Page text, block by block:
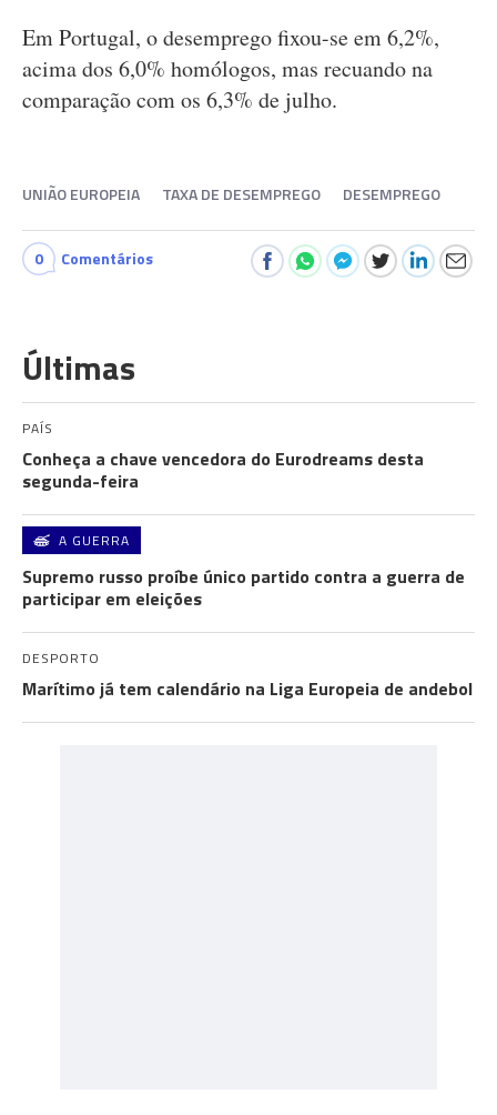
Em Portugal, o desemprego fixou-se em 6,2%,
acima dos 6,0% homólogos, mas recuando na
comparação com os 6,3% de julho.
UNIÃO EUROPEIA TAXA DE DESEMPREGO DESEMPREGO
0 Comentários
Últimas
PAÍS
Conheça a chave vencedora do Eurodreams desta
segunda-feira
A GUERRA
Supremo russo proíbe único partido contra a guerra de
participar em eleições
DESPORTO
Marítimo já tem calendário na Liga Europeia de andebol